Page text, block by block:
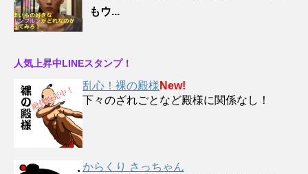
もウ...
人気上昇中LINEスタンプ！
乱心！裸の殿様 New!
下々のざれごとなど殿様に関係なし！
からくり さっちゃん